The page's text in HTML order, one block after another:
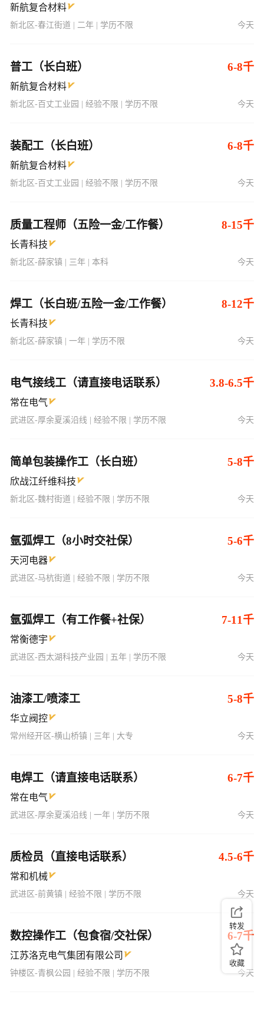
新航复合材料
新北区-春江街道 | 二年 | 学历不限 今天
普工（长白班） 6-8千
新航复合材料
新北区-百丈工业园 | 经验不限 | 学历不限 今天
装配工（长白班） 6-8千
新航复合材料
新北区-百丈工业园 | 经验不限 | 学历不限 今天
质量工程师（五险一金/工作餐） 8-15千
长青科技
新北区-薛家镇 | 三年 | 本科 今天
焊工（长白班/五险一金/工作餐） 8-12千
长青科技
新北区-薛家镇 | 一年 | 学历不限 今天
电气接线工（请直接电话联系） 3.8-6.5千
常在电气
武进区-厚余夏溪沿线 | 经验不限 | 学历不限 今天
简单包装操作工（长白班） 5-8千
欣战江纤维科技
新北区-魏村街道 | 经验不限 | 学历不限 今天
氩弧焊工（8小时交社保） 5-6千
天河电器
武进区-马杭街道 | 经验不限 | 学历不限 今天
氩弧焊工（有工作餐+社保） 7-11千
常衡德宇
武进区-西太湖科技产业园 | 五年 | 学历不限 今天
油漆工/喷漆工 5-8千
华立阀控
常州经开区-横山桥镇 | 三年 | 大专 今天
电焊工（请直接电话联系） 6-7千
常在电气
武进区-厚余夏溪沿线 | 一年 | 学历不限 今天
质检员（直接电话联系） 4.5-6千
常和机械
武进区-前黄镇 | 经验不限 | 学历不限 今天
数控操作工（包食宿/交社保） 6-7千
江苏洛克电气集团有限公司
钟楼区-青枫公园 | 经验不限 | 学历不限 今天
转发
收藏